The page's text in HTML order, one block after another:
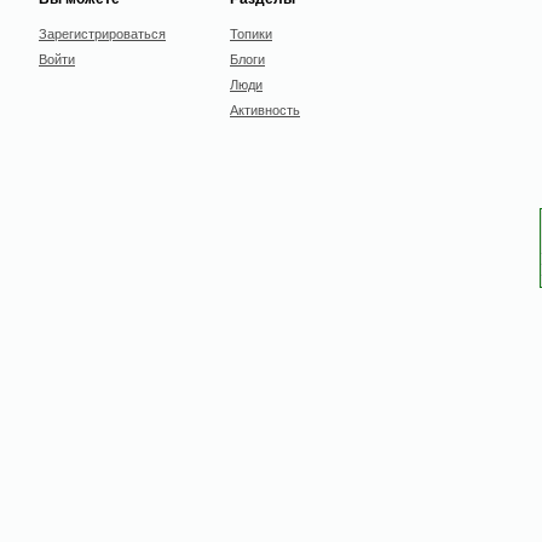
Зарегистрироваться
Войти
Топики
Блоги
Люди
Активность